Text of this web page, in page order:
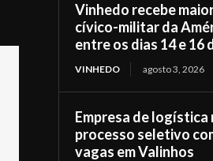
Vinhedo recebe
cívico-militar da
entre os dias 14 e 16
VINHEDO agosto 3, 2026
Empresa de logística
processo seletivo
vagas em Valinhos